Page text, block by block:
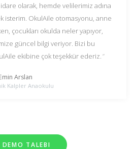
olarak, hemde velilerimiz adına
isterim. OkulAile otomasyonu, anne
çocukları okulda neler yapıyor,
güncel bilgi veriyor. Bizi bu
ekibine çok teşekkür ederiz.
Arslan
Kalpler Anaokulu
DEMO TALEBI